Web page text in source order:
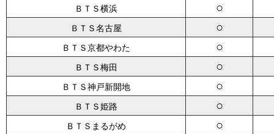
ＢＴＳ横浜 ○
ＢＴＳ名古屋 ○
ＢＴＳ京都やわた ○
ＢＴＳ梅田 ○
ＢＴＳ神戸新開地 ○
ＢＴＳ姫路 ○
ＢＴＳまるがめ ○